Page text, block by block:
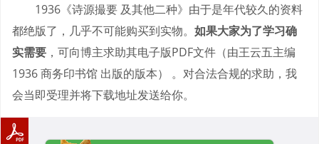
1936《诗源撮要 及其他二种》由于是年代较久的资料
都绝版了，几乎不可能购买到实物。 如果大家为了学习确
实需要 ，可向博主求助其电子版PDF文件（由王云五主编
1936 商务印书馆 出版的版本） 。对合法合规的求助，我
会当即受理并将下载地址发送给你。